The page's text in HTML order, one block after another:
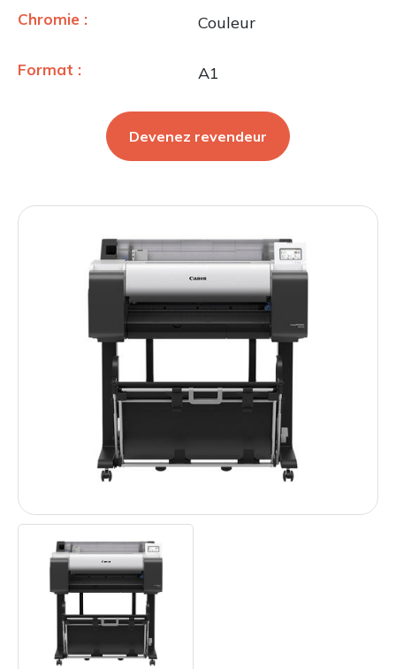
Chromie : Couleur
Format : A1
Devenez revendeur